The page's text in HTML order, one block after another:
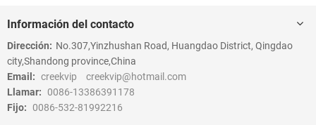
Información del contacto
Dirección: No.307,Yinzhushan Road, Huangdao District, Qingdao
city,Shandong province,China
Email: creekvip
creekvip@hotmail.com
Llamar: 0086-13386391178
Fijo: 0086-532-81992216